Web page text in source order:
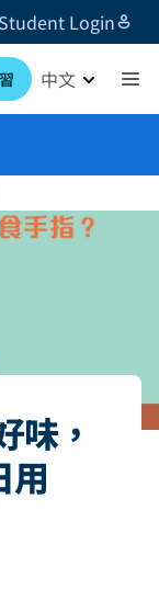
Student Login
中文
味，
用